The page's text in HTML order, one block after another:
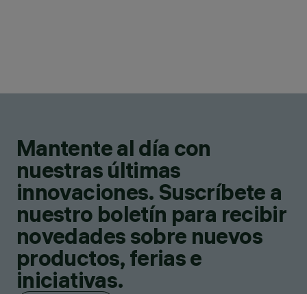
Mantente al día con
nuestras últimas
innovaciones. Suscríbete a
nuestro boletín para recibir
novedades sobre nuevos
productos, ferias e
iniciativas.